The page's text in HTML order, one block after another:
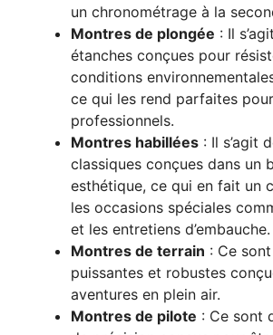
un chronométrage à la
Montres de plongée : Il
étanches conçues pour
conditions
ce qui les rend parfaites
professionnels.
Montres habillées : Il s’agit
classiques conçues dans un
esthétique, ce qui en fait un
les occasions spéciales
et les entretiens d’embauche.
Montres de terrain : Ce
puissantes et robustes
aventures en plein air.
Montres de pilote : Ce sont